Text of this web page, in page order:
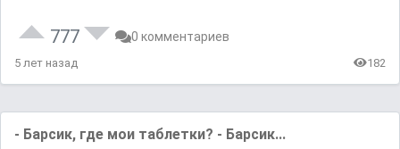
777 0 комментариев
5 лет назад 182
- Барсик, где мои таблетки? - Барсик...